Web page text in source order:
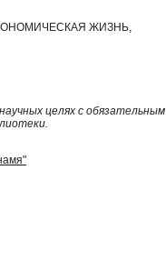
ЖИЗНЬ,
целях с обязательным